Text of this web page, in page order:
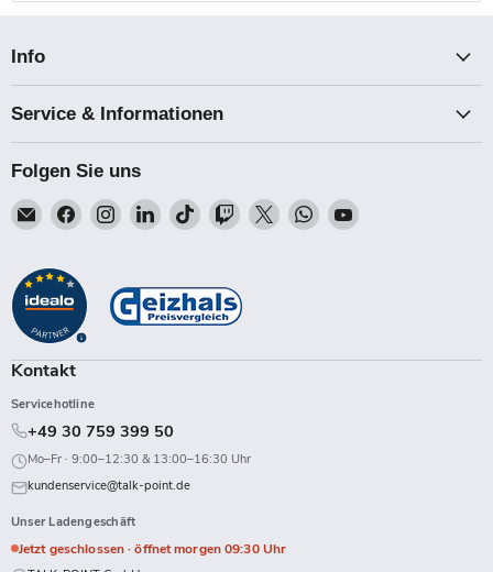
Info
Service & Informationen
Folgen Sie uns
Email
Talk-
Finden
Sie
auf
Facebook
Finden
Sie
auf
Instagram
Finden
Sie
auf
LinkedIn
Finden
Sie
auf
TikTok
Finden
Sie
Twitch
Finden
Sie
Finden
Sie
Finden
Kontakt
Servicehotline
+49 30 759 399 50
Mo–Fr · 9:00–12:30 & 13:00–16:30 Uhr
kundenservice@talk-point.de
Unser Ladengeschäft
Jetzt geschlossen · öffnet morgen 09:30 Uhr